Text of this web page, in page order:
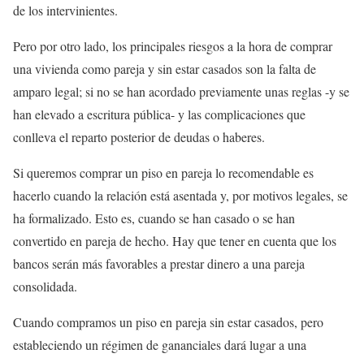
de los intervinientes.
Pero por otro lado, los principales riesgos a la hora de comprar
una vivienda como pareja y sin estar casados son la falta de
amparo legal; si no se han acordado previamente unas reglas -y se
han elevado a escritura pública- y las complicaciones que
conlleva el reparto posterior de deudas o haberes.
Si queremos comprar un piso en pareja lo recomendable es
hacerlo cuando la relación está asentada y, por motivos legales, se
ha formalizado. Esto es, cuando se han casado o se han
convertido en pareja de hecho. Hay que tener en cuenta que los
bancos serán más favorables a prestar dinero a una pareja
consolidada.
Cuando compramos un piso en pareja sin estar casados, pero
estableciendo un régimen de gananciales dará lugar a una